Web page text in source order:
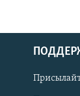
Українською